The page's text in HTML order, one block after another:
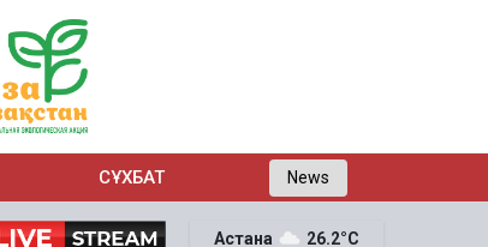
СҰХБАТ News
Астана 26.2°C